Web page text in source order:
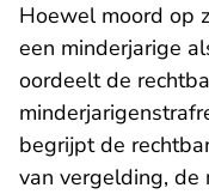
Hoewel moord op
een minderjarige
oordeelt de
begrijpt de
van vergelding, de